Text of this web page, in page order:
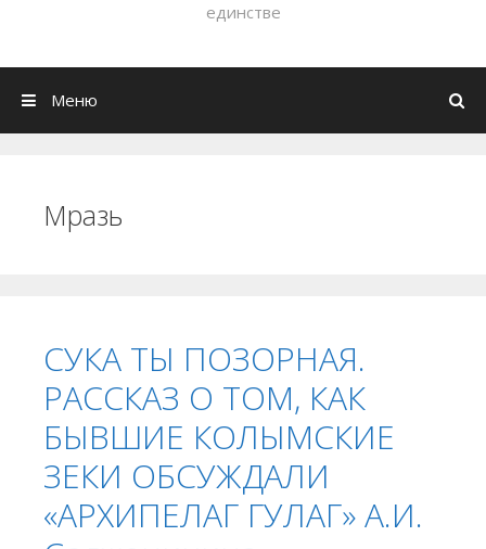
единстве
Меню
Мразь
СУКА ТЫ ПОЗОРНАЯ.
РАССКАЗ О ТОМ, КАК
БЫВШИЕ КОЛЫМСКИЕ
ЗЕКИ ОБСУЖДАЛИ
«АРХИПЕЛАГ ГУЛАГ» А.И.